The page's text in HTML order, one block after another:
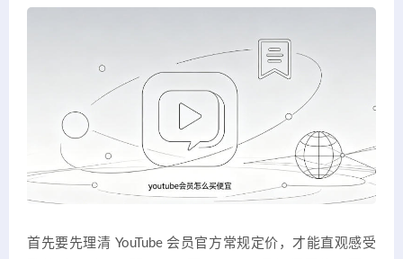
首先要先理清 YouTube 会员官方常规定价，才能直观感受